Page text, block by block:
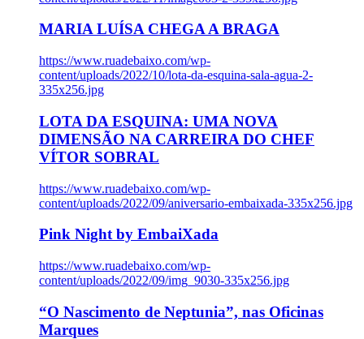
MARIA LUÍSA CHEGA A BRAGA
https://www.ruadebaixo.com/wp-
content/uploads/2022/10/lota-da-esquina-sala-agua-2-
335x256.jpg
LOTA DA ESQUINA: UMA NOVA
DIMENSÃO NA CARREIRA DO CHEF
VÍTOR SOBRAL
https://www.ruadebaixo.com/wp-
content/uploads/2022/09/aniversario-embaixada-335x256.jpg
Pink Night by EmbaiXada
https://www.ruadebaixo.com/wp-
content/uploads/2022/09/img_9030-335x256.jpg
“O Nascimento de Neptunia”, nas Oficinas
Marques